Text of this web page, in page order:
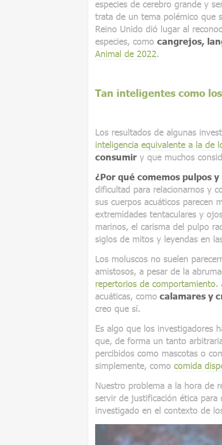
especies de cerebro grande y
trata de un tema polémico que
Reino Unido dió lugar al
especies, como cangrejos,
Animal de 2022.
Tan inteligentes como
Los resultados de algunas
inteligencia equivalente a la de
consumir y que muchos
¿Por qué comemos pulpos y
dificultad para relacionarnos y
sus cuerpos acuáticos parecen
extremidades tentaculares y
marinos, el carisma del pulpo
siglos de mitos y leyendas en
Los moluscos no suelen
amistosos, a pesar de la
repertorios de comportamiento.
acuáticas, como calamares y
creo que sí.
Es algo que los investigadores
que, de forma un tanto
percibidos como mascotas o
simplemente, como comida
Nuestro problema a la hora de
servir de justificación ética para
investigado en el contexto de